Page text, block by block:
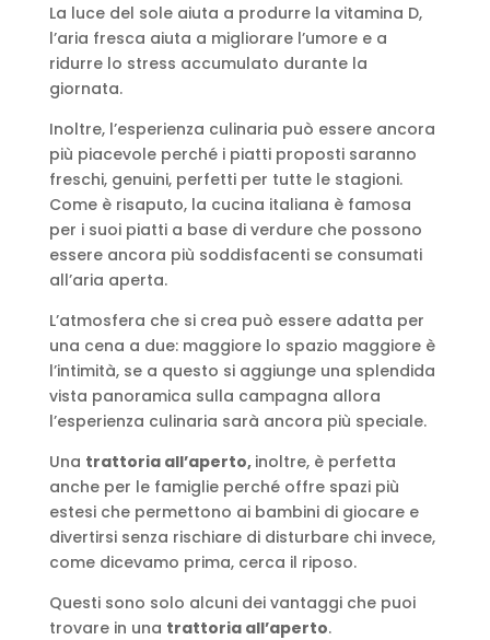
La luce del sole aiuta a produrre la vitamina D,
l’aria fresca aiuta a migliorare l’umore e a
ridurre lo stress accumulato durante la
giornata.
Inoltre, l’esperienza culinaria può essere ancora
più piacevole perché i piatti proposti saranno
freschi, genuini, perfetti per tutte le stagioni.
Come è risaputo, la cucina italiana è famosa
per i suoi piatti a base di verdure che possono
essere ancora più soddisfacenti se consumati
all’aria aperta.
L’atmosfera che si crea può essere adatta per
una cena a due: maggiore lo spazio maggiore è
l’intimità, se a questo si aggiunge una splendida
vista panoramica sulla campagna allora
l’esperienza culinaria sarà ancora più speciale.
Una trattoria all’aperto, inoltre, è perfetta
anche per le famiglie perché offre spazi più
estesi che permettono ai bambini di giocare e
divertirsi senza rischiare di disturbare chi invece,
come dicevamo prima, cerca il riposo.
Questi sono solo alcuni dei vantaggi che puoi
trovare in una trattoria all’aperto.